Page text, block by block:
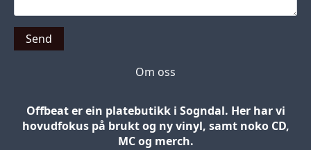
Send
Om oss
Offbeat er ein platebutikk i Sogndal. Her har vi
hovudfokus på brukt og ny vinyl, samt noko CD,
MC og merch.